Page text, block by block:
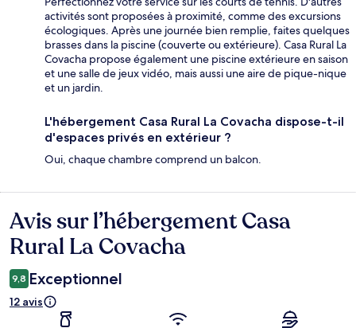
activités sont proposées à proximité, comme des excursions
écologiques. Après une journée bien remplie, faites quelques
brasses dans la piscine (couverte ou extérieure). Casa Rural La
Covacha propose également une piscine extérieure en saison
et une salle de jeux vidéo, mais aussi une aire de pique-nique
et un jardin.
L'hébergement Casa Rural La Covacha dispose-t-il
d'espaces privés en extérieur ?
Oui, chaque chambre comprend un balcon.
Avis
Avis sur l’hébergement Casa
Rural La Covacha
9,8 Exceptionnel
12 avis